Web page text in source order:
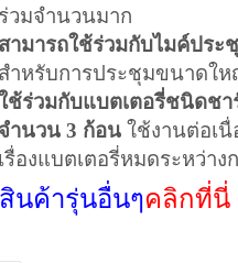
ร่วมจำนวนมาก
สามารถใช้ร่วมกับไมค์ประ
สำหรับการประชุมขนาดใ
ช้ร่วมกับแบตเตอรี่ชนิดช
จำนวน 3 ก้อน ใช้งานต่อเ
เรื่องแบตเตอรี่หมดระหว่าง
นค้ารุ่นอื่นๆคลิกที่นี่